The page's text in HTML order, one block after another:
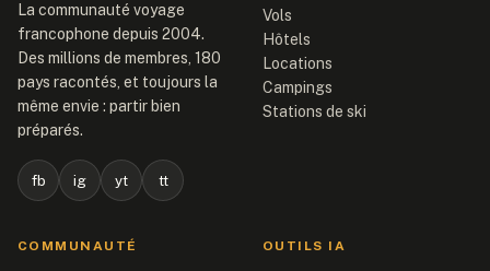
La communauté voyage
francophone depuis 2004.
Des millions de membres, 180
pays racontés, et toujours la
même envie : partir bien
préparés.
fb ig yt tt
Vols
Hôtels
Locations
Campings
Stations de ski
COMMUNAUTÉ OUTILS IA